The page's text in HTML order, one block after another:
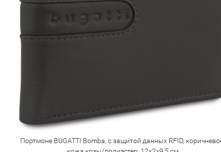
Портмоне BUGATTI Bomba, с защитой данных RFID,